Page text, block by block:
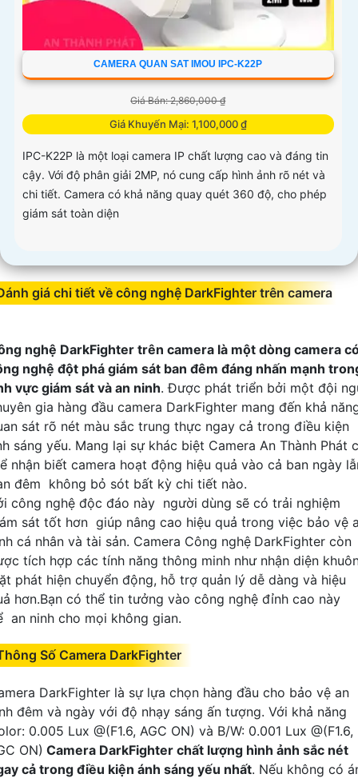
CAMERA QUAN SAT IMOU IPC-K22P
Giá Bán: 2,860,000 ₫
Giá Khuyến Mại: 1,100,000 ₫
IPC-K22P là một loại camera IP chất lượng cao và đáng tin
cậy. Với độ phân giải 2MP, nó cung cấp hình ảnh rõ nét và
chi tiết. Camera có khả năng quay quét 360 độ, cho phép
giám sát toàn diện
giá chi tiết về công nghệ DarkFighter trên camera
nghệ DarkFighter trên camera là một dòng camera
nghệ đột phá giám sát ban đêm đáng nhấn mạnh
vực giám sát và an ninh. Được phát triển bởi một đội
gia hàng đầu camera DarkFighter mang đến khả
sát rõ nét màu sắc trung thực ngay cả trong điều kiện
sáng yếu. Mang lại sự khác biệt Camera An Thành Phát
nhận biết camera hoạt động hiệu quả vào cả ban ngày
đêm không bỏ sót bất kỳ chi tiết nào.
công nghệ độc đáo này người dùng sẽ có trải nghiệm
sát tốt hơn giúp nâng cao hiệu quả trong việc bảo vệ
cá nhân và tài sản. Camera Công nghệ DarkFighter còn
tích hợp các tính năng thông minh như nhận diện
phát hiện chuyển động, hỗ trợ quản lý dễ dàng và hiệu
hơn.Bạn có thể tin tưởng vào công nghệ đỉnh cao này
an ninh cho mọi không gian.
Số Camera DarkFighter
DarkFighter là sự lựa chọn hàng đầu cho bảo vệ an
đêm và ngày với độ nhạy sáng ấn tượng. Với khả năng
0.005 Lux @(F1.6, AGC ON) và B/W: 0.001 Lux @(F1.6,
ON) Camera DarkFighter chất lượng hình ảnh sắc nét
cả trong điều kiện ánh sáng yếu nhất. Nếu không có